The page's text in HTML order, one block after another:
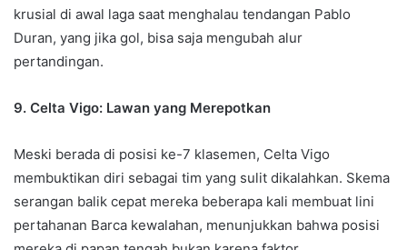
krusial di awal laga saat menghalau tendangan Pablo
Duran, yang jika gol, bisa saja mengubah alur
pertandingan.
9. Celta Vigo: Lawan yang Merepotkan
Meski berada di posisi ke-7 klasemen, Celta Vigo
membuktikan diri sebagai tim yang sulit dikalahkan. Skema
serangan balik cepat mereka beberapa kali membuat lini
pertahanan Barca kewalahan, menunjukkan bahwa posisi